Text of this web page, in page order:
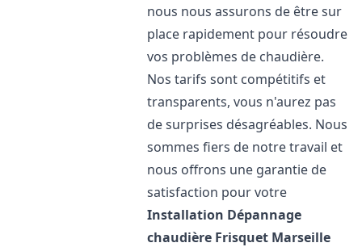
nous nous assurons de être sur
place rapidement pour résoudre
vos problèmes de chaudière.
Nos tarifs sont compétitifs et
transparents, vous n'aurez pas
de surprises désagréables. Nous
sommes fiers de notre travail et
nous offrons une garantie de
satisfaction pour votre
Installation Dépannage
chaudière Frisquet Marseille